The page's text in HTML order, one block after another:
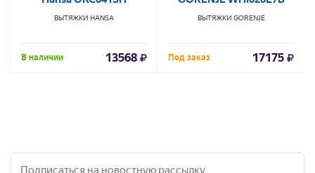
ВЫТЯЖКИ HANSA
В наличии 13568
ВЫТЯЖКИ GORENJE
Под заказ 17175